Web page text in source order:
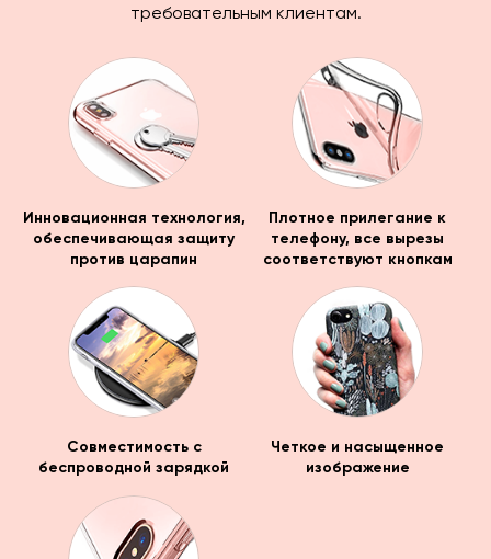
требовательным клиентам.
Инновационная технология,
обеспечивающая защиту
против царапин
Плотное прилегание к
телефону, все вырезы
соответствуют кнопкам
Совместимость с
беспроводной зарядкой
Четкое и насыщенное
изображение